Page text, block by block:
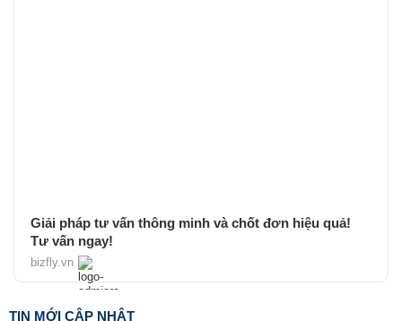
Giải pháp tư vấn thông minh và chốt đơn hiệu quả!
Tư vấn ngay!
bizfly.vn
TIN MỚI CẬP NHẬT